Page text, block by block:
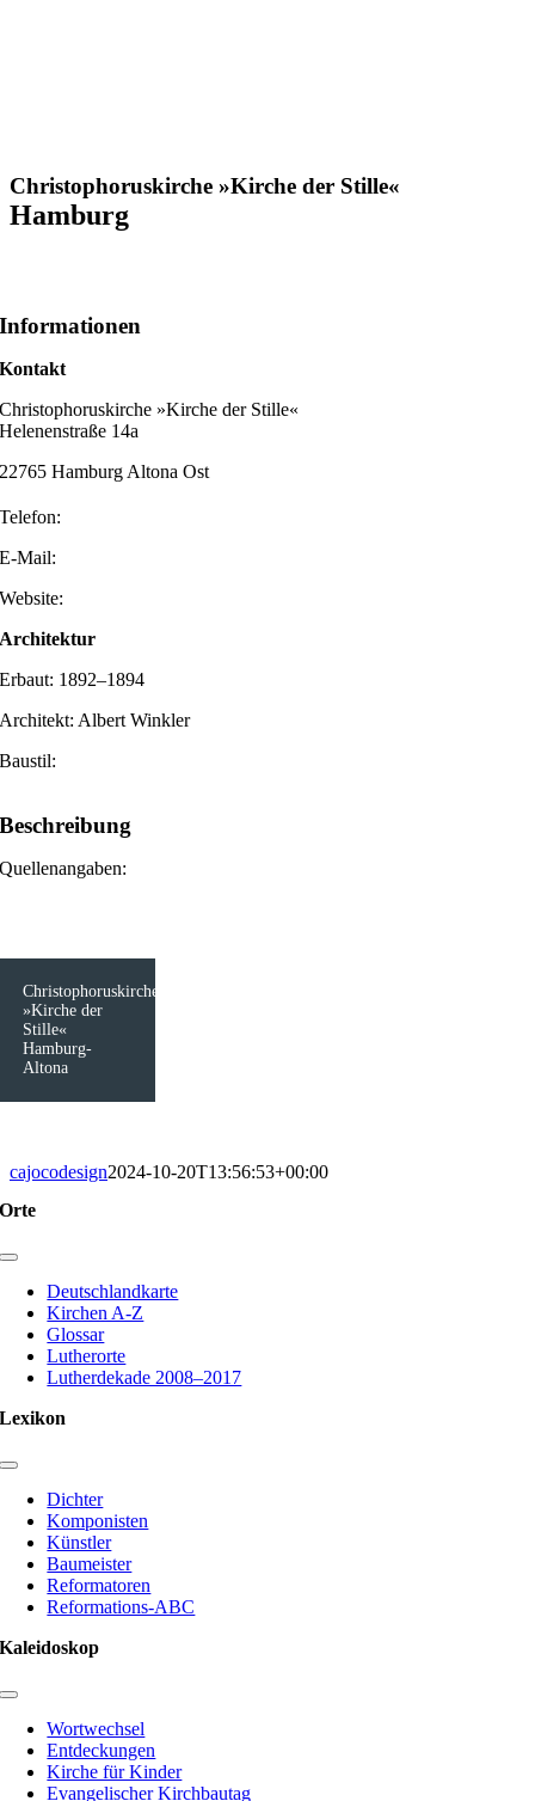
Christophoruskirche »Kirche der Stille«
Hamburg
Informationen
Kontakt
Christophoruskirche »Kirche der Stille«
Helenenstraße 14a
22765 Hamburg Altona Ost
Telefon:
E-Mail:
Website:
Architektur
Erbaut: 1892–1894
Architekt: Albert Winkler
Baustil:
Beschreibung
Quellenangaben:
Christophoruskirche
»Kirche der
Stille«
Hamburg-
Altona
cajocodesign2024-10-20T13:56:53+00:00
Orte
Toggle
NavigationDeutschlandkarte
Kirchen A-Z
Glossar
Lutherorte
Lutherdekade 2008–2017
Lexikon
Toggle
Navigation
Dichter
Komponisten
Künstler
Baumeister
Reformatoren
Reformations-ABC
Kaleidoskop
Toggle
NavigationWortwechsel
Entdeckungen
Kirche für Kinder
Evangelischer Kirchbautag